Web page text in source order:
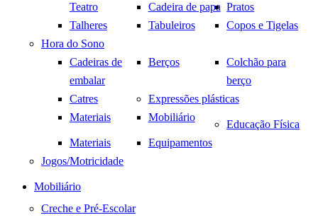
Teatro
Cadeira de papa Pratos
Talheres
Tabuleiros
Copos e Tigelas
Hora do Sono
Cadeiras de
embalar
Berços
Colchão para
berço
Catres
Expressões plásticas
Materiais
Mobiliário
Educação Física
Materiais
Equipamentos
Jogos/Motricidade
Mobiliário
Creche e Pré-Escolar